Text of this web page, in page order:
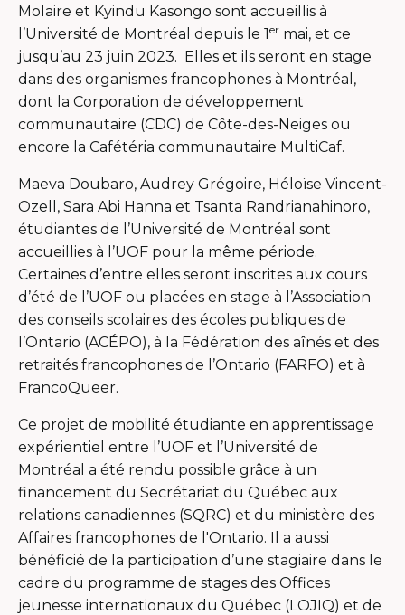
Molaire et Kyindu Kasongo sont accueillis à
l’Université de Montréal depuis le 1er mai, et ce
jusqu’au 23 juin 2023. Elles et ils seront en stage
dans des organismes francophones à Montréal,
dont la Corporation de développement
communautaire (CDC) de Côte-des-Neiges ou
encore la Cafétéria communautaire MultiCaf.
Maeva Doubaro, Audrey Grégoire, Héloïse Vincent-
Ozell, Sara Abi Hanna et Tsanta Randrianahinoro,
étudiantes de l’Université de Montréal sont
accueillies à l’UOF pour la même période.
Certaines d’entre elles seront inscrites aux cours
d’été de l’UOF ou placées en stage à l’Association
des conseils scolaires des écoles publiques de
l’Ontario (ACÉPO), à la Fédération des aînés et des
retraités francophones de l’Ontario (FARFO) et à
FrancoQueer.
Ce projet de mobilité étudiante en apprentissage
expérientiel entre l’UOF et l’Université de
Montréal a été rendu possible grâce à un
financement du Secrétariat du Québec aux
relations canadiennes (SQRC) et du ministère des
Affaires francophones de l'Ontario. Il a aussi
bénéficié de la participation d’une stagiaire dans le
cadre du programme de stages des Offices
jeunesse internationaux du Québec (LOJIQ) et de